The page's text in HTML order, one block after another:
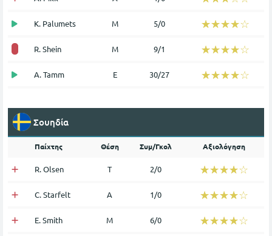
K. Palumets Μ 5/0 ☆☆☆☆☆
★★★★★
R. Shein Μ 9/1 ☆☆☆☆☆
★★★★★
A. Tamm Ε 30/27 ☆☆☆☆☆
★★★★★
Σουηδία
Παίχτης Θέση Συμ/Γκολ Αξιολόγηση
R. Olsen Τ 2/0 ☆☆☆☆☆
★★★★★
C. Starfelt Α 1/0 ☆☆☆☆☆
★★★★★
E. Smith Μ 6/0 ☆☆☆☆☆
★★★★★